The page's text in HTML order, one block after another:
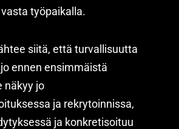
työpaikalla.
siitä, että turvallisuutta
ennen ensimmäistä
näkyy jo
ja rekrytoinnissa,
ja konkretisoituu